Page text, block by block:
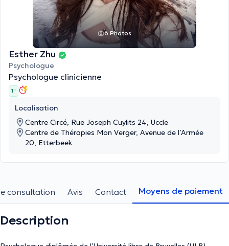
6 Photos
Esther Zhu
Psychologue
Psychologue clinicienne
1 '
Localisation
Centre Circé, Rue Joseph Cuylits 24, Uccle
Centre de Thérapies Mon Verger, Avenue de l’Armée
20, Etterbeek
consultation Avis Contact Moyens de paiement
Description